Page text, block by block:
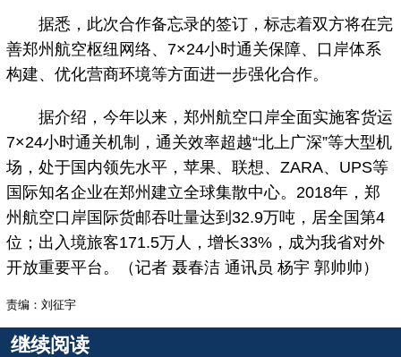
据悉，此次合作备忘录的签订，标志着双方将在完
善郑州航空枢纽网络、7×24小时通关保障、口岸体系
构建、优化营商环境等方面进一步强化合作。
据介绍，今年以来，郑州航空口岸全面实施客货运
7×24小时通关机制，通关效率超越“北上广深”等大型机
场，处于国内领先水平，苹果、联想、ZARA、UPS等
国际知名企业在郑州建立全球集散中心。2018年，郑
州航空口岸国际货邮吞吐量达到32.9万吨，居全国第4
位；出入境旅客171.5万人，增长33%，成为我省对外
开放重要平台。（记者 聂春洁 通讯员 杨宇 郭帅帅）
责编：刘征宇
继续阅读